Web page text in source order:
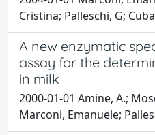
Cristina; Palleschi, G;
A new enzymatic
assay for the
in milk
2000-01-01 Amine, A.;
Marconi, Emanuele;